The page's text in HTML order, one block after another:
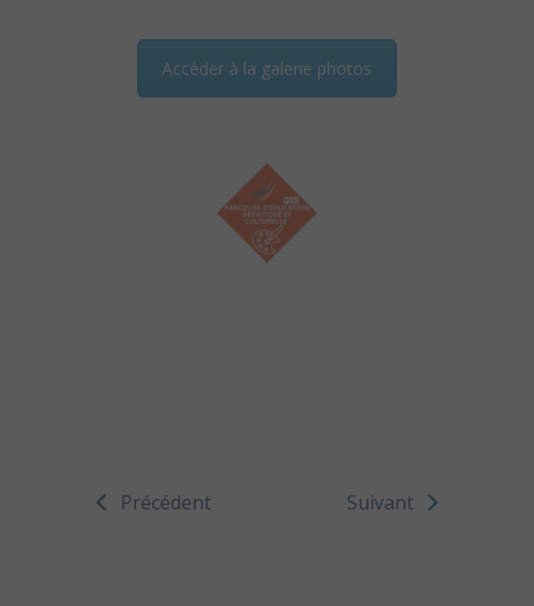
Accéder à la galerie photos
Précédent Suivant